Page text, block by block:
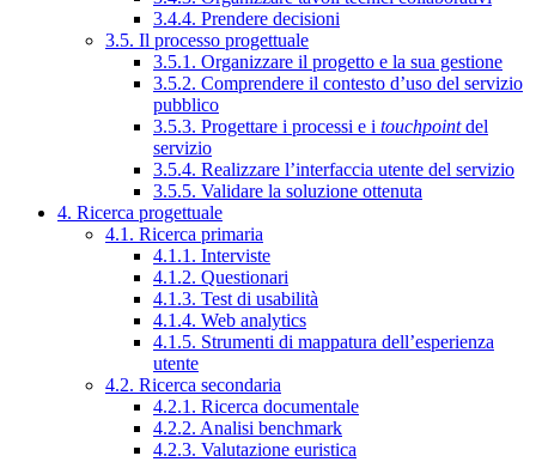
3.4.4. Prendere decisioni
3.5. Il processo progettuale
3.5.1. Organizzare il progetto e la sua gestione
3.5.2. Comprendere il contesto d’uso del servizio
pubblico
3.5.3. Progettare i processi e i touchpointdel
servizio
3.5.4. Realizzare l’interfaccia utente del servizio
3.5.5. Validare la soluzione ottenuta
4. Ricerca progettuale
4.1. Ricerca primaria
4.1.1. Interviste
4.1.2. Questionari
4.1.3. Test di usabilità
4.1.4. Web analytics
4.1.5. Strumenti di mappatura dell’esperienza
utente
4.2. Ricerca secondaria
4.2.1. Ricerca documentale
4.2.2. Analisi benchmark
4.2.3. Valutazione euristica